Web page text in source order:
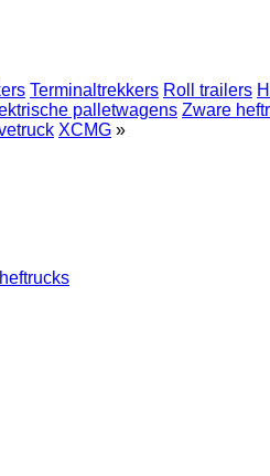
Terminaltrekkers Roll trailers
palletwagens Zware
XCMG »